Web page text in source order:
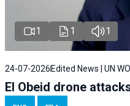
1 1 1
24-07-2026 Edited News | UN
El Obeid drone